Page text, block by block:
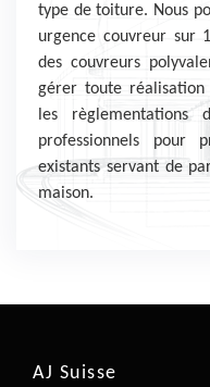
type de toiture. Nous
urgence couvreur sur
des couvreurs
gérer toute
les règlementations
professionnels pour
existants servant de
maison.
AJ Suisse